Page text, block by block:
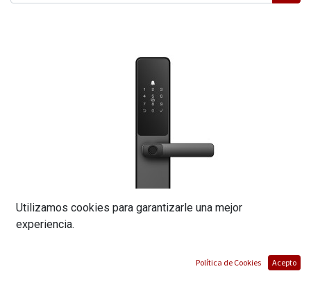
Utilizamos cookies para garantizarle una mejor
experiencia.
Política de Cookies Acepto